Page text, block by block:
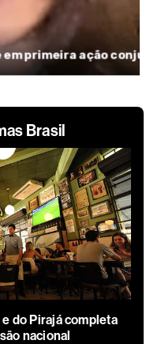
Brasil
do Pirajá completa
nacional